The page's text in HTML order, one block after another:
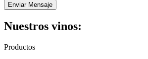
Nuestros vinos:
Productos